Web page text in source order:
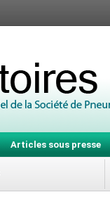
Articles sous presse